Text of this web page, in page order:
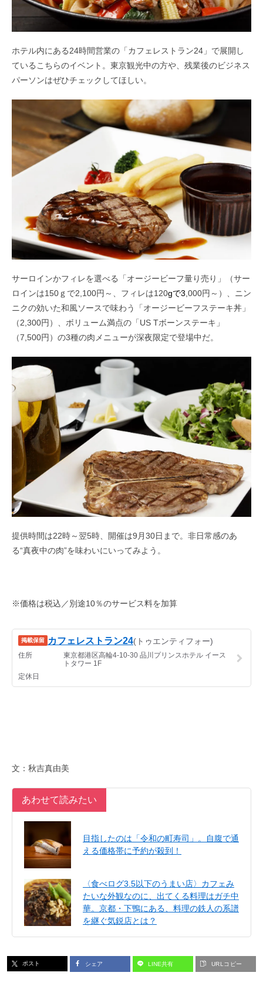
ホテル内にある24時間営業の「カフェレストラン24」で展開し
ているこちらのイベント。東京観光中の方や、残業後のビジネス
パーソンはぜひチェックしてほしい。
サーロインかフィレを選べる「オージービーフ量り売り」（サー
ロインは150ｇで2,100円～、フィレは120gで3,000円～）、ニン
ニクの効いた和風ソースで味わう「オージービーフステーキ丼」
（2,300円）、ボリューム満点の「US Tボーンステーキ」
（7,500円）の3種の肉メニューが深夜限定で登場中だ。
提供時間は22時～翌5時、開催は9月30日まで。非日常感のあ
る“真夜中の肉”を味わいにいってみよう。
※価格は税込／別途10％のサービス料を加算
文：秋吉真由美
あわせて読みたい
目指したのは「令和の町寿司」。自腹で通
える価格帯に予約が殺到！
〈食べログ3.5以下のうまい店〉カフェみ
たいな外観なのに、出てくる料理はガチ中
華。京都・下鴨にある、料理の鉄人の系譜
を継ぐ気鋭店とは？
ポスト シェア LINE共有 URLコピー